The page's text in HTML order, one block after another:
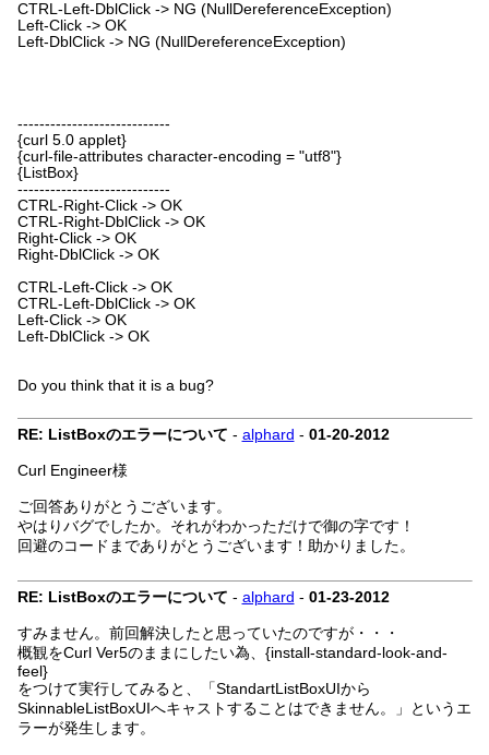
CTRL-Left-DblClick -> NG (NullDereferenceException)
Left-Click -> OK
Left-DblClick -> NG (NullDereferenceException)
----------------------------
{curl 5.0 applet}
{curl-file-attributes character-encoding = "utf8"}
{ListBox}
----------------------------
CTRL-Right-Click -> OK
CTRL-Right-DblClick -> OK
Right-Click -> OK
Right-DblClick -> OK
CTRL-Left-Click -> OK
CTRL-Left-DblClick -> OK
Left-Click -> OK
Left-DblClick -> OK
Do you think that it is a bug?
RE: ListBoxのエラーについて - alphard - 01-20-2012
Curl Engineer様
ご回答ありがとうございます。
やはりバグでしたか。それがわかっただけで御の字です！
回避のコードまでありがとうございます！助かりました。
RE: ListBoxのエラーについて - alphard - 01-23-2012
すみません。前回解決したと思っていたのですが・・・
概観をCurl Ver5のままにしたい為、{install-standard-look-and-
feel}
をつけて実行してみると、「StandartListBoxUIから
SkinnableListBoxUIへキャストすることはできません。」というエ
ラーが発生します。